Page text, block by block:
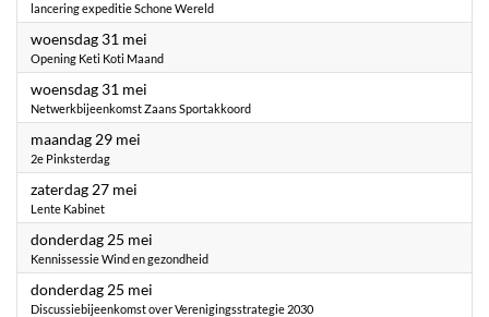
lancering expeditie Schone Wereld
woensdag 31 mei
Opening Keti Koti Maand
woensdag 31 mei
Netwerkbijeenkomst Zaans Sportakkoord
maandag 29 mei
2e Pinksterdag
zaterdag 27 mei
Lente Kabinet
donderdag 25 mei
Kennissessie Wind en gezondheid
donderdag 25 mei
Discussiebijeenkomst over Verenigingsstrategie 2030